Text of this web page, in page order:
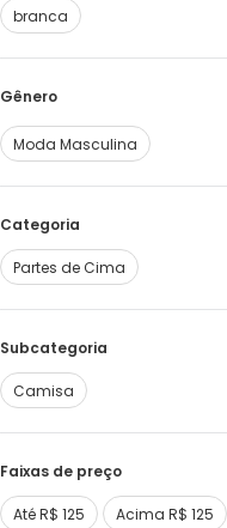
branca
Moda Masculina
Categoria
Partes de Cima
Subcategoria
Camisa
Faixas de preço
Até R$ 125 Acima R$ 125